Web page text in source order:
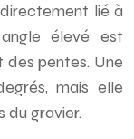
lié à
élevé est
pentes. Une
mais elle
du gravier.